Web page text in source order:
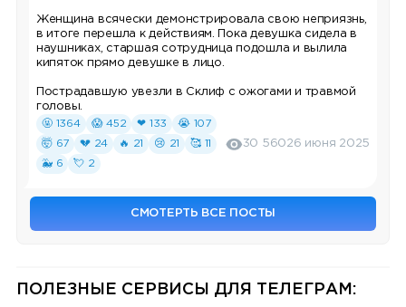
Женщина всячески демонстрировала свою неприязнь,
в итоге перешла к действиям. Пока девушка сидела в
наушниках, старшая сотрудница подошла и вылила
кипяток прямо девушке в лицо.
Пострадавшую увезли в Склиф с ожогами и травмой
головы.
🤬 1364
😱 452 ❤ 133
😭 107
🤯 67
💔 24 🔥 21 😢 21
🥰 11
🐳 6
💘 2
30 56026 июня 2025
СМОТЕРТЬ ВСЕ ПОСТЫ
ПОЛЕЗНЫЕ СЕРВИСЫ ДЛЯ ТЕЛЕГРАМ: